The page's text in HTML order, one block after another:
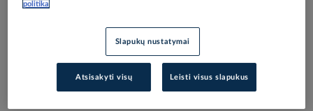
politika
Slapukų nustatymai
Atsisakyti visų Leisti visus slapukus